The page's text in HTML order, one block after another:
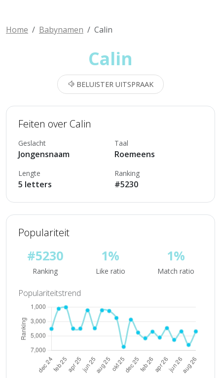
Home Babynamen Calin
Calin
BELUISTER UITSPRAAK
Feiten over Calin
Geslacht
Jongensnaam
Taal
Roemeens
Lengte
5 letters
Ranking
#5230
Populariteit
#5230
Ranking
1%
Like ratio
1%
Match ratio
Populariteitstrend